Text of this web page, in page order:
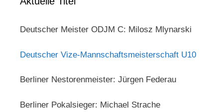
Deutscher Meister ODJM C: Milosz Mlynarski
Deutscher Vize-Mannschaftsmeisterschaft U10
Berliner Nestorenmeister: Jürgen Federau
Berliner Pokalsieger: Michael Strache